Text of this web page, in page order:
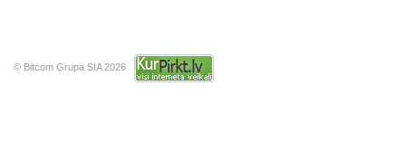
© Bitcom Grupa SIA 2026